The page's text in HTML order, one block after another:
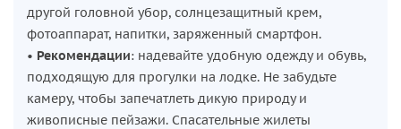
другой головной убор, солнцезащитный крем,
фотоаппарат, напитки, заряженный смартфон.
• Рекомендации: надевайте удобную одежду и обувь,
подходящую для прогулки на лодке. Не забудьте
камеру, чтобы запечатлеть дикую природу и
живописные пейзажи. Спасательные жилеты